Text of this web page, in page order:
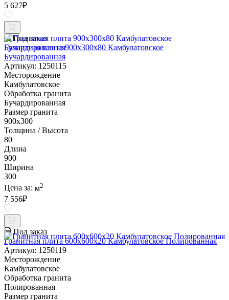
5 627₽
Под заказ
Гранитная плита 900х300x80 Камбулатовское
Бучардированная
Артикул: 1250115
Месторождение
Камбулатовское
Обработка гранита
Бучардированная
Размер гранита
900х300
Толщина / Высота
80
Длина
900
Ширина
300
Цена за: м2
7 556₽
Под заказ
Гранитная плита 600х600x20 Камбулатовское Полированная
Артикул: 1250119
Месторождение
Камбулатовское
Обработка гранита
Полированная
Размер гранита